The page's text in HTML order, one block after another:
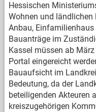
Hessischen
Wohnen und ländlichen
Anbau,
Bauanträge im
Kassel müssen ab
Portal eingereicht
Bauaufsicht im
Bedeutung, da der
beteiligenden Akteuren
kreiszugehörigen